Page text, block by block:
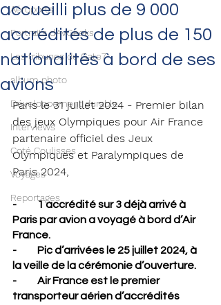
Aéroports
Portraits d'AvGeeks
Les tribunes de Gate7
album photo
Développement durable
Interviews
Coté Coulisses
Voyages
Reportages
accueilli plus de 9 000
accrédités de plus de 150
nationalités à bord de ses
avions
Paris le 31 juillet 2024 - Premier bilan
des jeux Olympiques pour Air France
partenaire officiel des Jeux
Olympiques et Paralympiques de
Paris 2024,
-          1 accrédité sur 3 déjà arrivé à
Paris par avion a voyagé à bord d’Air
France.
-          Pic d’arrivées le 25 juillet 2024, à
la veille de la cérémonie d’ouverture.
-          Air France est le premier
transporteur aérien d’accrédités